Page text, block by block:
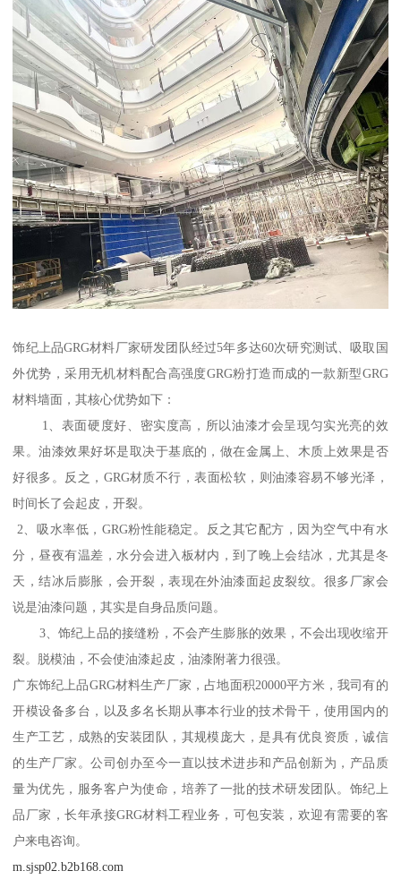
饰纪上品GRG材料厂家研发团队经过5年多达60次研究测试、吸取国
外优势，采用无机材料配合高强度GRG粉打造而成的一款新型GRG
材料墙面，其核心优势如下：
1、表面硬度好、密实度高，所以油漆才会呈现匀实光亮的效
果。油漆效果好坏是取决于基底的，做在金属上、木质上效果是否
好很多。反之，GRG材质不行，表面松软，则油漆容易不够光泽，
时间长了会起皮，开裂。
2、吸水率低，GRG粉性能稳定。反之其它配方，因为空气中有水
分，昼夜有温差，水分会进入板材内，到了晚上会结冰，尤其是冬
天，结冰后膨胀，会开裂，表现在外油漆面起皮裂纹。很多厂家会
说是油漆问题，其实是自身品质问题。
3、饰纪上品的接缝粉，不会产生膨胀的效果，不会出现收缩开
裂。脱模油，不会使油漆起皮，油漆附著力很强。
广东饰纪上品GRG材料生产厂家，占地面积20000平方米，我司有的
开模设备多台，以及多名长期从事本行业的技术骨干，使用国内的
生产工艺，成熟的安装团队，其规模庞大，是具有优良资质，诚信
的生产厂家。公司创办至今一直以技术进步和产品创新为，产品质
量为优先，服务客户为使命，培养了一批的技术研发团队。饰纪上
品厂家，长年承接GRG材料工程业务，可包安装，欢迎有需要的客
户来电咨询。
m.sjsp02.b2b168.com